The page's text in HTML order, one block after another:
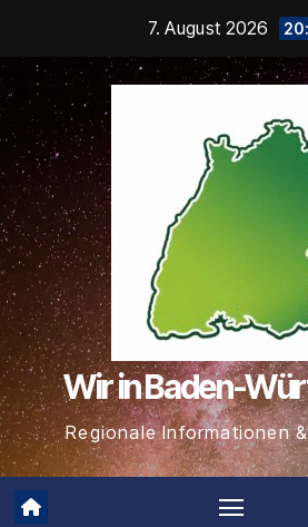
springen
7. August 2026
Wir in Baden-
Regionale Informationen